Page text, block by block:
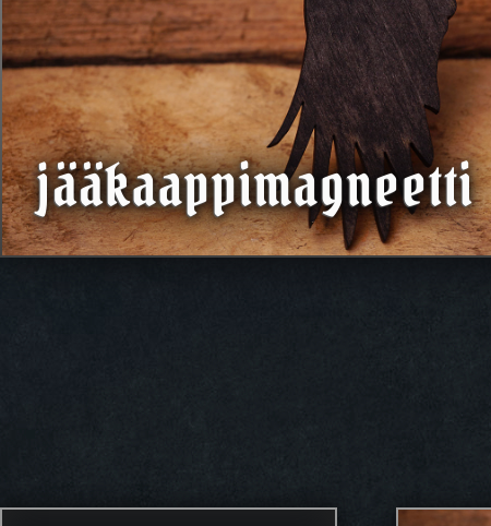
jääkaappimagneetti